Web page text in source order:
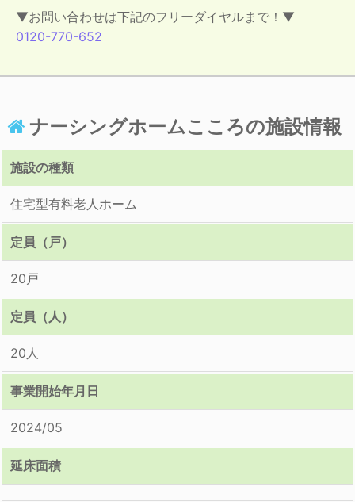
▼お問い合わせは下記のフリーダイヤルまで！▼
0120-770-652
ナーシングホームこころの施設情報
施設の種類
住宅型有料老人ホーム
定員（戸）
20戸
定員（人）
20人
事業開始年月日
2024/05
延床面積